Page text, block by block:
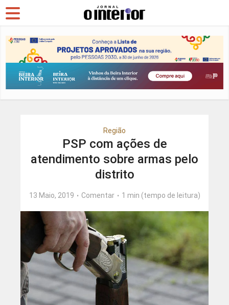
Região
PSP com ações de
atendimento sobre armas pelo
distrito
13 Maio, 2019 Comentar 1 min (tempo de leitura)